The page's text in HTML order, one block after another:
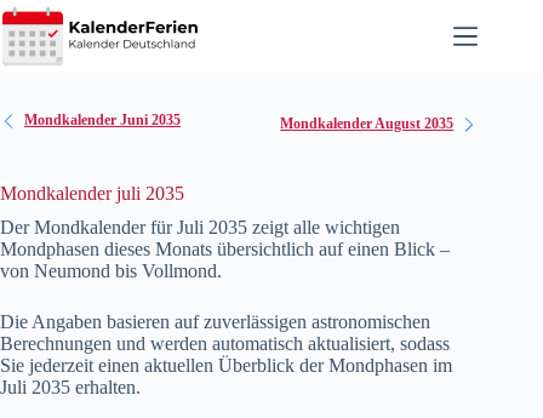
Zum
Inhalt
springen
Mondkalender Juni 2035 Mondkalender August 2035
Mondkalender juli 2035
Der Mondkalender für Juli 2035 zeigt alle wichtigen
Mondphasen dieses Monats übersichtlich auf einen Blick –
von Neumond bis Vollmond.
Die Angaben basieren auf zuverlässigen astronomischen
Berechnungen und werden automatisch aktualisiert, sodass
Sie jederzeit einen aktuellen Überblick der Mondphasen im
Juli 2035 erhalten.